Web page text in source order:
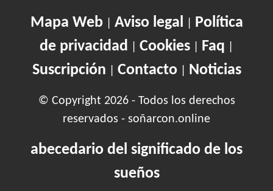
Mapa Web| Aviso legal
Política
de privacidad
Cookies Faq
Suscripción Contacto| Noticias
© Copyright 2026 - Todos los derechos
reservados - soñarcon.online
abecedario del significado de los
sueños